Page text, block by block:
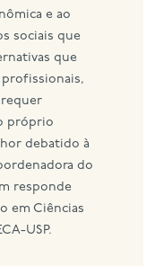
e ao
sociais que
que
próprio
debatido à
do
responde
em Ciências
USP.